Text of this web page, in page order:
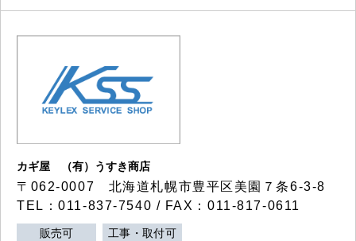
カギ屋 （有）うすき商店
〒062-0007 北海道札幌市豊平区美園７条6-3-8
TEL：011-837-7540 / FAX：011-817-0611
販売可 工事・取付可